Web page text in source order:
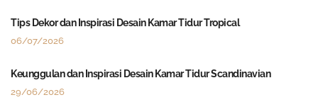
Tips Dekor dan Inspirasi Desain Kamar Tidur Tropical
06/07/2026
Keunggulan dan Inspirasi Desain Kamar Tidur Scandinavian
29/06/2026